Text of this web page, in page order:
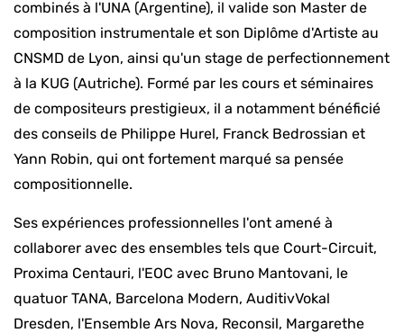
combinés à l'UNA (Argentine), il valide son Master de
composition instrumentale et son Diplôme d'Artiste au
CNSMD de Lyon, ainsi qu'un stage de perfectionnement
à la KUG (Autriche). Formé par les cours et séminaires
de compositeurs prestigieux, il a notamment bénéficié
des conseils de Philippe Hurel, Franck Bedrossian et
Yann Robin, qui ont fortement marqué sa pensée
compositionnelle.
Ses expériences professionnelles l'ont amené à
collaborer avec des ensembles tels que Court-Circuit,
Proxima Centauri, l'EOC avec Bruno Mantovani, le
quatuor TANA, Barcelona Modern, AuditivVokal
Dresden, l'Ensemble Ars Nova, Reconsil, Margarethe